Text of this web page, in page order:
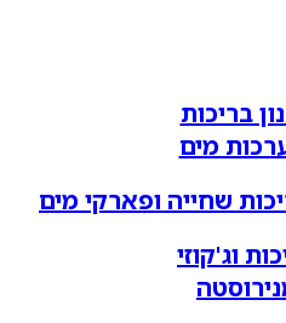
בריכות
מים
שחייה ופארקי מים
וג'קוזי